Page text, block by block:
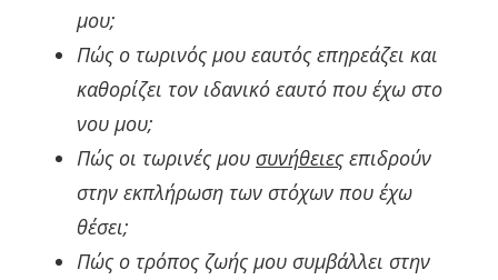
μου;
Πώς ο τωρινός μου εαυτός επηρεάζει και
καθορίζει τον ιδανικό εαυτό που έχω στο
νου μου;
Πώς οι τωρινές μου συνήθειεςεπιδρούν
στην εκπλήρωση των στόχων που έχω
θέσει;
Πώς ο τρόπος ζωής μου συμβάλλει στην